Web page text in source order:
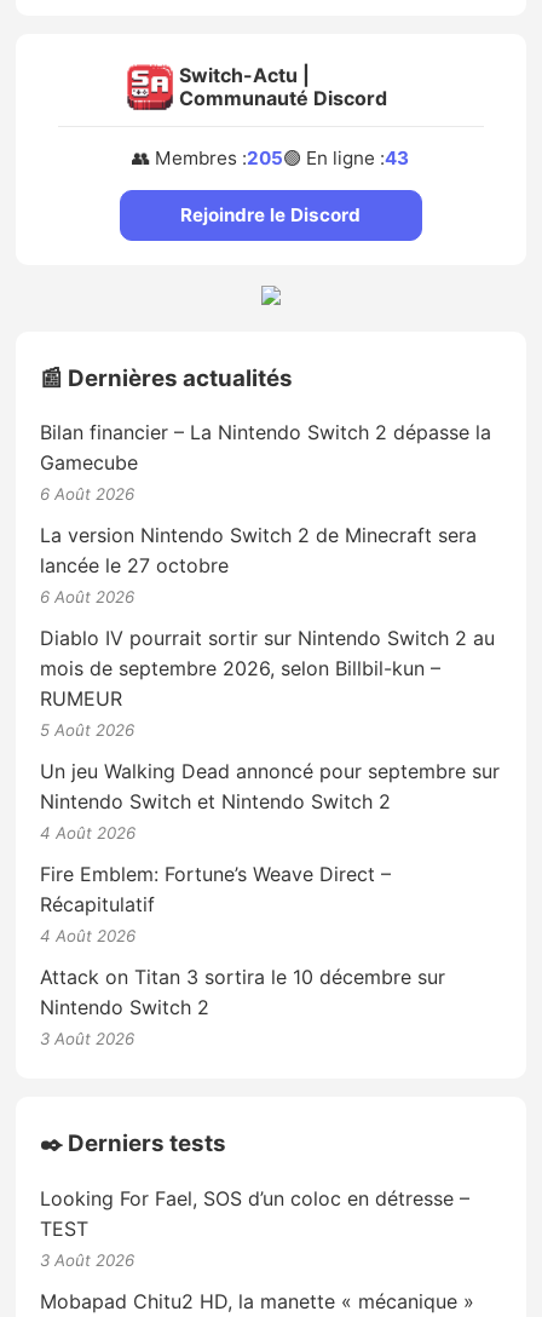
Switch-Actu |
Communauté Discord
👥 Membres :205🟢 En ligne :43
Rejoindre le Discord
📰 Dernières actualités
Bilan financier – La Nintendo Switch 2 dépasse la
Gamecube
6 Août 2026
La version Nintendo Switch 2 de Minecraft sera
lancée le 27 octobre
6 Août 2026
Diablo IV pourrait sortir sur Nintendo Switch 2 au
mois de septembre 2026, selon Billbil-kun –
RUMEUR
5 Août 2026
Un jeu Walking Dead annoncé pour septembre sur
Nintendo Switch et Nintendo Switch 2
4 Août 2026
Fire Emblem: Fortune’s Weave Direct –
Récapitulatif
4 Août 2026
Attack on Titan 3 sortira le 10 décembre sur
Nintendo Switch 2
3 Août 2026
✒️ Derniers tests
Looking For Fael, SOS d’un coloc en détresse –
TEST
3 Août 2026
Mobapad Chitu2 HD, la manette « mécanique »